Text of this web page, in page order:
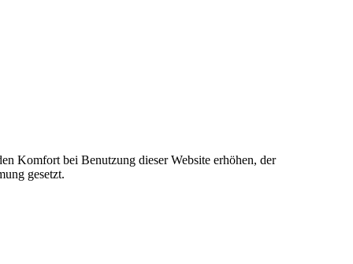
Komfort bei Benutzung dieser Website erhöhen, der
gesetzt.